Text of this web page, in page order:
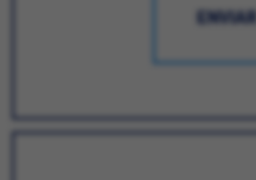
ENVIAR